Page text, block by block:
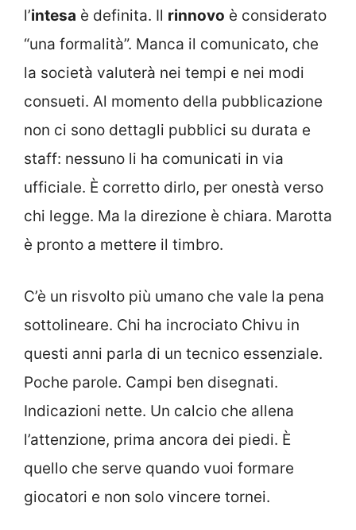
l’intesa è definita. Il rinnovo è considerato
“una formalità”. Manca il comunicato, che
la società valuterà nei tempi e nei modi
consueti. Al momento della pubblicazione
non ci sono dettagli pubblici su durata e
staff: nessuno li ha comunicati in via
ufficiale. È corretto dirlo, per onestà verso
chi legge. Ma la direzione è chiara. Marotta
è pronto a mettere il timbro.
C’è un risvolto più umano che vale la pena
sottolineare. Chi ha incrociato Chivu in
questi anni parla di un tecnico essenziale.
Poche parole. Campi ben disegnati.
Indicazioni nette. Un calcio che allena
l’attenzione, prima ancora dei piedi. È
quello che serve quando vuoi formare
giocatori e non solo vincere tornei.